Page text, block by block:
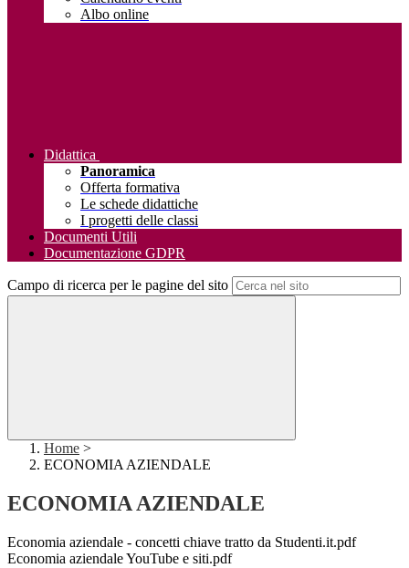
Albo online
Didattica
Panoramica
Offerta formativa
Le schede didattiche
I progetti delle classi
Documenti Utili
Documentazione GDPR
Campo di ricerca per le pagine del sito
Home >
ECONOMIA AZIENDALE
ECONOMIA AZIENDALE
Economia aziendale - concetti chiave tratto da Studenti.it.pdf
Economia aziendale YouTube e siti.pdf